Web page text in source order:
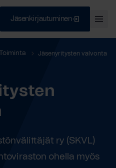
Jäsenkirjautuminen
Sulje
Toiminta Jäsenyritysten valvonta
ry (SKVL)
ohella myös